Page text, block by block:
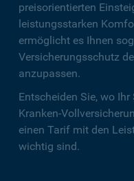
preisorientierten
leistungsstarken
ermöglicht es Ihnen
Versicherungsschutz
anzupassen.
Entscheiden Sie, wo
Kranken-
einen Tarif mit den
wichtig sind.